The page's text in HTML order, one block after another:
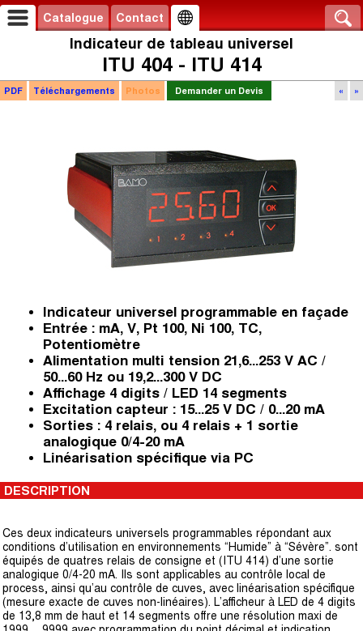
Catalogue Contact
Indicateur de tableau universel
ITU 404 - ITU 414
« »
PDF Téléchargements Photos Demander un Devis
Indicateur universel programmable en façade
Entrée : mA, V, Pt 100, Ni 100, TC,
Potentiomètre
Alimentation multi tension 21,6...253 V AC /
50...60 Hz ou 19,2...300 V DC
Affichage 4 digits / LED 14 segments
Excitation capteur : 15...25 V DC / 0...20 mA
Sorties : 4 relais, ou 4 relais + 1 sortie
analogique 0/4-20 mA
Linéarisation spécifique via PC
DESCRIPTION
Ces deux indicateurs universels programmables répondant aux
conditions d’utilisation en environnements “Humide” à “Sévère”. sont
équipés de quatres relais de consigne et (ITU 414) d’une sortie
analogique 0/4-20 mA. Ils sont applicables au contrôle local de
process, ainsi qu’au contrôle de cuves, avec linéarisation spécifique
(mesure exacte de cuves non-linéaires). L’afficheur à LED de 4 digits
de 13,8 mm de haut et 14 segments offre une résolution maxi de